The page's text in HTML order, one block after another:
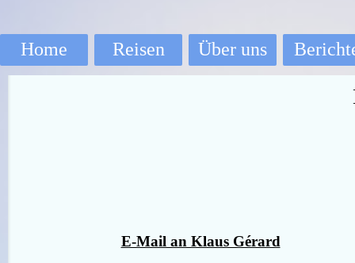
Home Reisen Über uns ▼
E-Mail an Klaus Gérard